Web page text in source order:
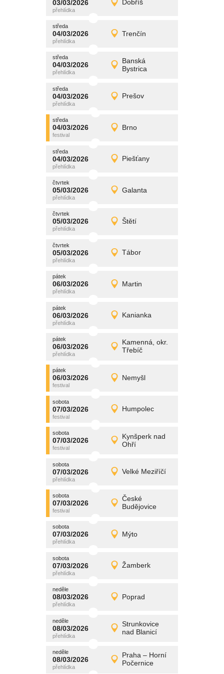
03/03/2026 Dobříš
úterý
03/03/2026 Detail
středa
04/03/2026 Trenčín
středa
04/03/2026 Detail
promítání
středa
04/03/2026
Banská
Bystrica
středa
04/03/2026 Detail
promítání
středa
04/03/2026 Prešov
středa
04/03/2026 Detail
promítání
středa
04/03/2026 Brno
středa
04/03/2026 Detail
promítání
středa
04/03/2026 Piešťany
středa
04/03/2026 Detail
promítání
čtvrtek
05/03/2026 Galanta
čtvrtek
05/03/2026 Detail
promítání
čtvrtek
05/03/2026 Štětí
čtvrtek
05/03/2026 Detail
promítání
čtvrtek
05/03/2026 Tábor
čtvrtek
05/03/2026 Detail
promítání
pátek
06/03/2026 Martin
pátek
06/03/2026 Detail
promítání
pátek
06/03/2026 Kanianka
pátek
06/03/2026 Detail
promítání
pátek
06/03/2026
Kamenná, okr.
Třebíč
pátek
06/03/2026 Detail
promítání
pátek
06/03/2026 Nemyšl
pátek
06/03/2026 Detail
promítání
sobota
07/03/2026 Humpolec
sobota
07/03/2026 Detail
promítání
sobota
07/03/2026
Kynšperk nad
Ohří
sobota
07/03/2026 Detail
promítání
sobota
07/03/2026 Velké Meziříčí
sobota
07/03/2026 Detail
promítání
sobota
07/03/2026
České
Budějovice
sobota
07/03/2026 Detail
promítání
sobota
07/03/2026 Mýto
sobota
07/03/2026 Detail
promítání
sobota
07/03/2026 Žamberk
sobota
07/03/2026 Detail
promítání
neděle
08/03/2026 Poprad
neděle
08/03/2026 Detail
promítání
neděle
08/03/2026
Strunkovice
nad Blanicí
neděle
08/03/2026 Detail
promítání
neděle
08/03/2026
Praha – Horní
Počernice
neděle
08/03/2026 Detail
promítání